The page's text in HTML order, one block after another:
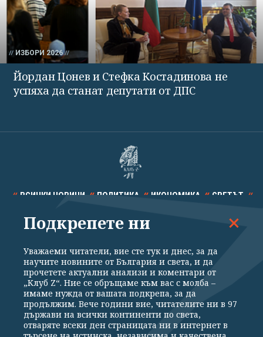
ИЗБОРИ 2026
Йордан Цонев и Стефка Костадинова не
успяха да станат депутати от ДПС
ВСИЧКИ НОВИНИ ПОЛИТИКА ИКОНОМИКА СВЕТЪТ
СПОРТ КУЛТУРА ТЕХНОЛОГИИ КАЛЕЙДОСКОП
Общи условия
Политика за поверителност
Реклама
Партньори Контакти
За Клуб Z
Подкрепете ни
Уважаеми читатели, вие сте тук и днес, за да
научите новините от България и света, и да
прочетете актуални анализи и коментари от
„Клуб Z“. Ние се обръщаме към вас с молба –
имаме нужда от вашата подкрепа, за да
продължим. Вече години вие, читателите ни в 97
държави на всички континенти по света,
отваряте всеки ден страницата ни в интернет в